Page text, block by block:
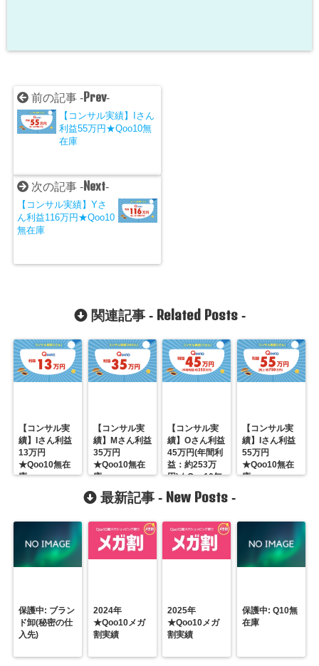
前の記事 -Prev-
【コンサル実績】Iさん
利益55万円★Qoo10無
在庫
次の記事 -Next-
【コンサル実績】Yさ
ん利益116万円★Qoo10
無在庫
関連記事 - Related Posts-
【コンサル実
績】Iさん利益
13万円
★Qoo10無在
庫
【コンサル実
績】Mさん利益
35万円
★Qoo10無在
庫
【コンサル実
績】Oさん利益
45万円(年間利
益：約253万
円)★Qoo10無
【コンサル実
績】Iさん利益
55万円
★Qoo10無在
庫
最新記事 - New Posts -
保護中: ブラン
ド卸(秘密の仕
入先)
2024年
★Qoo10メガ
割実績
2025年
★Qoo10メガ
割実績
保護中: Q10無
在庫